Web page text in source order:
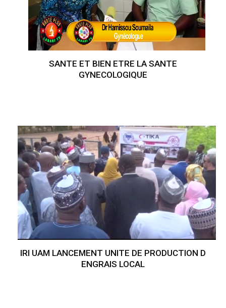
SANTE ET BIEN ETRE LA SANTE
GYNECOLOGIQUE
IRI UAM LANCEMENT UNITE DE PRODUCTION D
ENGRAIS LOCAL